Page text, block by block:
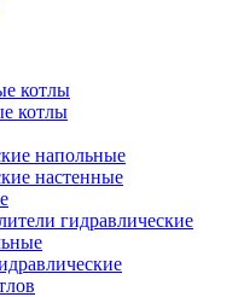
котлы
котлы
напольные
настенные
гидравлические